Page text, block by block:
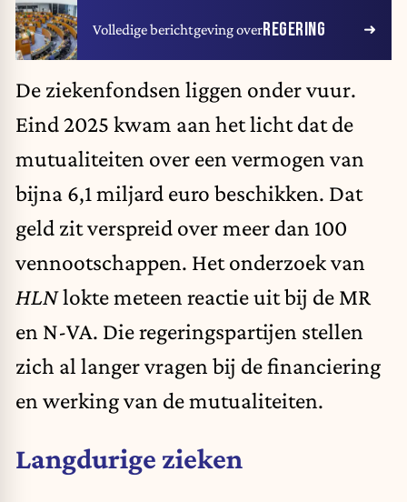
Volledige berichtgeving overREGERING
De ziekenfondsen liggen onder vuur.
Eind 2025 kwam aan het licht dat de
mutualiteiten over een vermogen van
bijna 6,1 miljard euro beschikken. Dat
geld zit verspreid over meer dan 100
vennootschappen. Het onderzoek van
HLNlokte meteen reactie uit bij de MR
en N-VA. Die regeringspartijen stellen
zich al langer vragen bij de financiering
en werking van de mutualiteiten.
Langdurige zieken